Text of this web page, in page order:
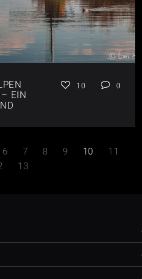
EIN
10 0
6 7 8 9 10
11
13